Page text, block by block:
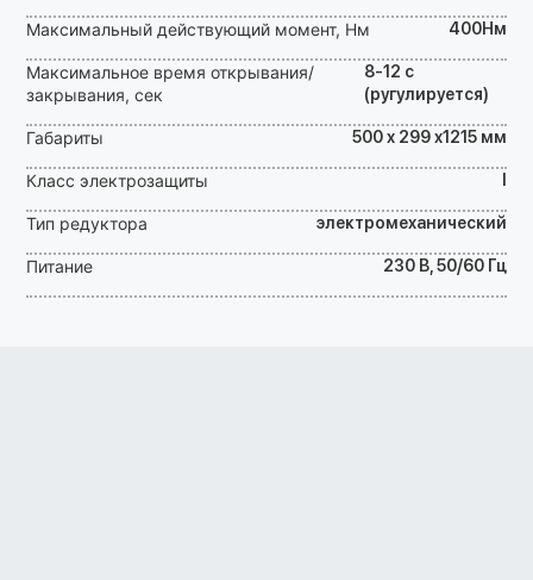
Максимальный действующий момент, Нм 400Нм
Максимальное время открывания/
закрывания, сек
8-12 с
(ругулируется)
Габариты 500 х 299 х1215 мм
Класс электрозащиты
Тип редуктора электромеханический
Питание 230 В, 50/60 Гц